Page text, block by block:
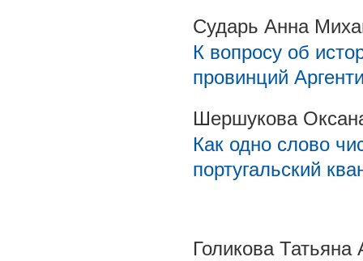
Сударь Анна
К вопросу об
провинций
Шершукова
Как одно слово
португальский
Голикова Татьяна